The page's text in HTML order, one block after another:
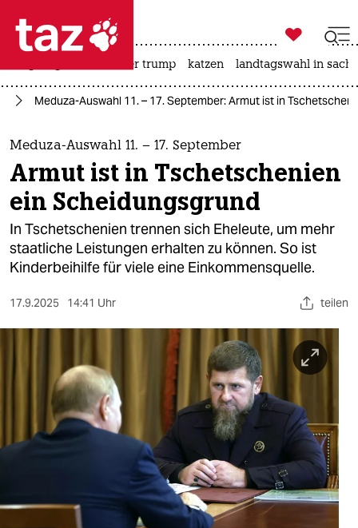
 taz zahl ich
taz zahl ich
themen
politik
öko
gesellschaft
sport
wahrheit

taz zahl ich
usa unter trump katzen landtagswahl in
Meduza-Auswahl 11. – 17. September: Armut ist in
Meduza-Auswahl 11. – 17. September
Armut ist in Tschetschenien
ein Scheidungsgrund
In Tschetschenien trennen sich Eheleute, um mehr
staatliche Leistungen erhalten zu können. So ist
Kinderbeihilfe für viele eine Einkommensquelle.
17.9.2025 14:41 Uhr teilen